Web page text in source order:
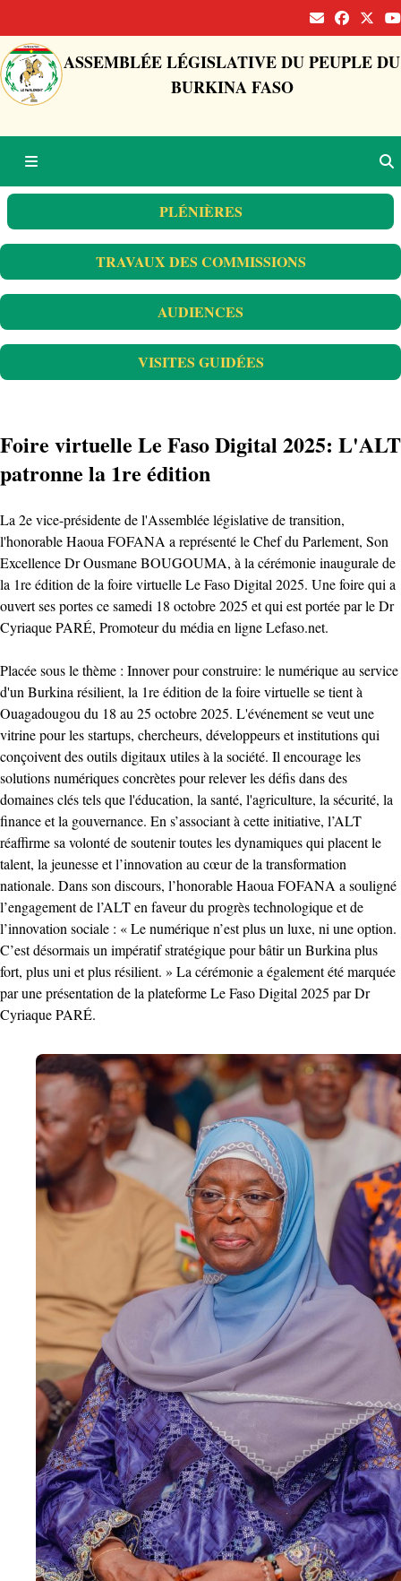
ASSEMBLÉE LÉGISLATIVE DU PEUPLE DU
BURKINA FASO
PLÉNIÈRES
TRAVAUX DES COMMISSIONS
AUDIENCES
VISITES GUIDÉES
Foire virtuelle Le Faso Digital 2025: L'ALT
patronne la 1re édition
La 2e vice-présidente de l'Assemblée législative de transition,
l'honorable Haoua FOFANA a représenté le Chef du Parlement, Son
Excellence Dr Ousmane BOUGOUMA, à la cérémonie inaugurale de
la 1re édition de la foire virtuelle Le Faso Digital 2025. Une foire qui a
ouvert ses portes ce samedi 18 octobre 2025 et qui est portée par le Dr
Cyriaque PARÉ, Promoteur du média en ligne Lefaso.net.
Placée sous le thème : Innover pour construire: le numérique au service
d'un Burkina résilient, la 1re édition de la foire virtuelle se tient à
Ouagadougou du 18 au 25 octobre 2025. L'événement se veut une
vitrine pour les startups, chercheurs, développeurs et institutions qui
conçoivent des outils digitaux utiles à la société. Il encourage les
solutions numériques concrètes pour relever les défis dans des
domaines clés tels que l'éducation, la santé, l'agriculture, la sécurité, la
finance et la gouvernance. En s’associant à cette initiative, l’ALT
réaffirme sa volonté de soutenir toutes les dynamiques qui placent le
talent, la jeunesse et l’innovation au cœur de la transformation
nationale. Dans son discours, l’honorable Haoua FOFANA a souligné
l’engagement de l’ALT en faveur du progrès technologique et de
l’innovation sociale : « Le numérique n’est plus un luxe, ni une option.
C’est désormais un impératif stratégique pour bâtir un Burkina plus
fort, plus uni et plus résilient. » La cérémonie a également été marquée
par une présentation de la plateforme Le Faso Digital 2025 par Dr
Cyriaque PARÉ.